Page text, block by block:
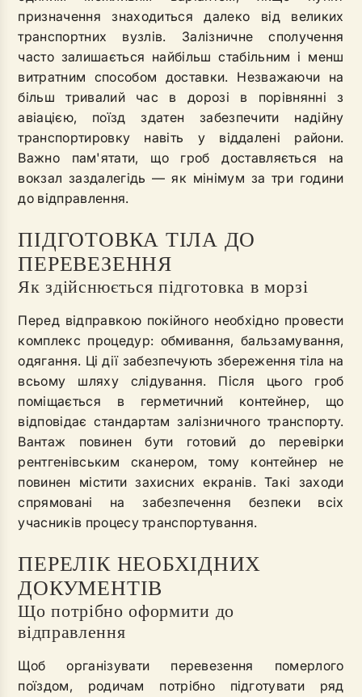
призначення знаходиться далеко від великих
транспортних вузлів. Залізничне сполучення
часто залишається найбільш стабільним і менш
витратним способом доставки. Незважаючи на
більш тривалий час в дорозі в порівнянні з
авіацією, поїзд здатен забезпечити надійну
транспортировку навіть у віддалені райони.
Важно пам'ятати, що гроб доставляється на
вокзал заздалегідь — як мінімум за три години
до відправлення.
ПІДГОТОВКА ТІЛА ДО
ПЕРЕВЕЗЕННЯ
Як здійснюється підготовка в морзі
Перед відправкою покійного необхідно провести
комплекс процедур: обмивання, бальзамування,
одягання. Ці дії забезпечують збереження тіла на
всьому шляху слідування. Після цього гроб
поміщається в герметичний контейнер, що
відповідає стандартам залізничного транспорту.
Вантаж повинен бути готовий до перевірки
рентгенівським сканером, тому контейнер не
повинен містити захисних екранів. Такі заходи
спрямовані на забезпечення безпеки всіх
учасників процесу транспортування.
ПЕРЕЛІК НЕОБХІДНИХ
ДОКУМЕНТІВ
Що потрібно оформити до
відправлення
Щоб організувати перевезення померлого
поїздом, родичам потрібно підготувати ряд